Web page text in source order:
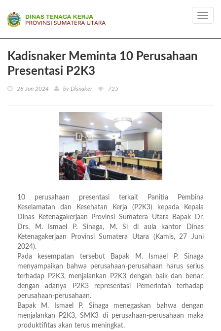
Kadisnaker Meminta 10 Perusahaan
Presentasi P2K3
28 Jun 2024 by Disnaker 725
10 perusahaan presentasi terkait Panitia Pembina
Keselamatan dan Kesehatan Kerja (P2K3) kepada Kepala
Dinas Ketenagakerjaan Provinsi Sumatera Utara Bapak Dr.
Drs. M. Ismael P. Sinaga, M. Si di aula kantor Dinas
Ketenagakerjaan Provinsi Sumatera Utara (Kamis, 27 Juni
2024).
Pada kesempatan tersebut Bapak M. Ismael P. Sinaga
menyampaikan bahwa perusahaan-perusahaan harus serius
terhadap P2K3, menjalankan P2K3 dengan baik dan benar,
dengan adanya P2K3 representasi Pemerintah terhadap
perusahaan-perusahaan.
Bapak M. Ismael P. Sinaga menegaskan bahwa dengan
menjalankan P2K3, SMK3 di perusahaan-perusahaan maka
produktifitas akan terus meningkat.